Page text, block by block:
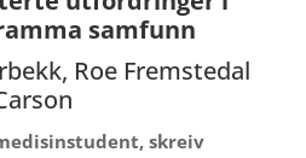
samfunn
Roe Fremstedal
skreiv